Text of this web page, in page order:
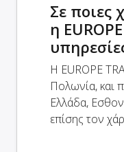
Σε ποιες
η
Η EUROPE
Πολωνία, και
Ελλάδα,
επίσης τον